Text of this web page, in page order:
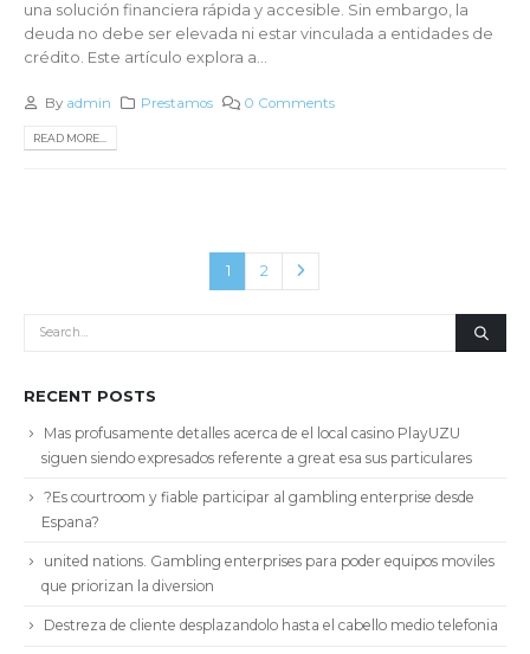
una solución financiera rápida y accesible. Sin embargo, la
deuda no debe ser elevada ni estar vinculada a entidades de
crédito. Este artículo explora a...
By admin Prestamos 0 Comments
READ MORE...
1 2
RECENT POSTS
Mas profusamente detalles acerca de el local casino PlayUZU
siguen siendo expresados referente a great esa sus particulares
?Es courtroom y fiable participar al gambling enterprise desde
Espana?
united nations. Gambling enterprises para poder equipos moviles
que priorizan la diversion
Destreza de cliente desplazandolo hasta el cabello medio telefonia